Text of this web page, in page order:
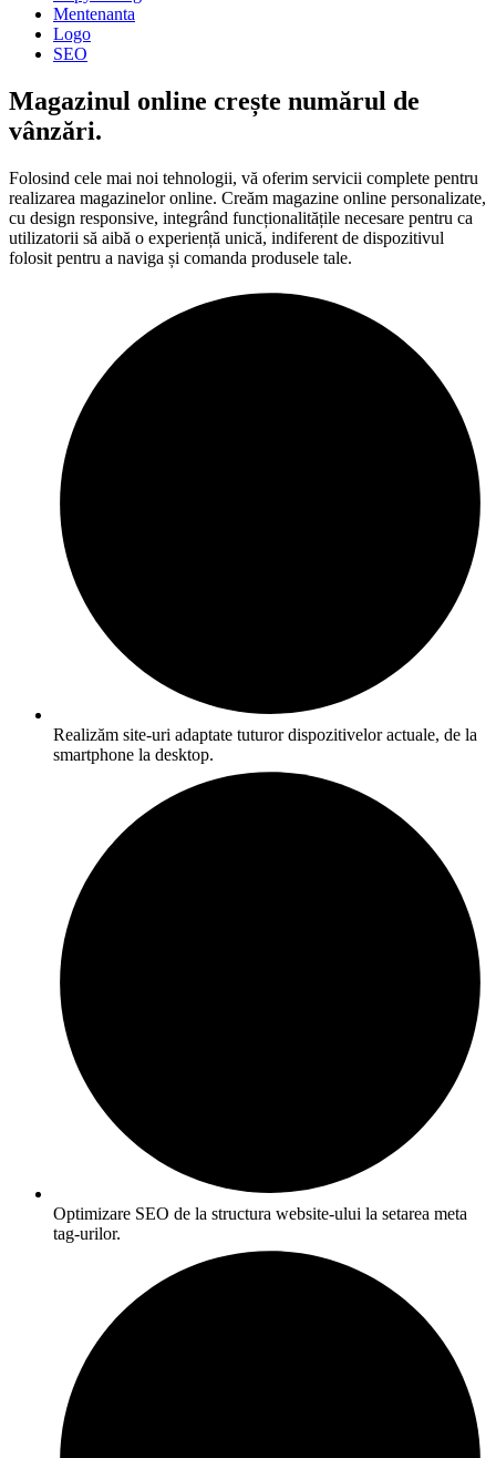
Mentenanta
Logo
SEO
Magazinul online crește numărul de
vânzări.
Folosind cele mai noi tehnologii, vă oferim servicii complete pentru
realizarea magazinelor online. Creăm magazine online personalizate,
cu design responsive, integrând funcționalitățile necesare pentru ca
utilizatorii să aibă o experiență unică, indiferent de dispozitivul
folosit pentru a naviga și comanda produsele tale.
Realizăm site-uri adaptate tuturor dispozitivelor actuale, de la
smartphone la desktop.
Optimizare SEO de la structura website-ului la setarea meta
tag-urilor.